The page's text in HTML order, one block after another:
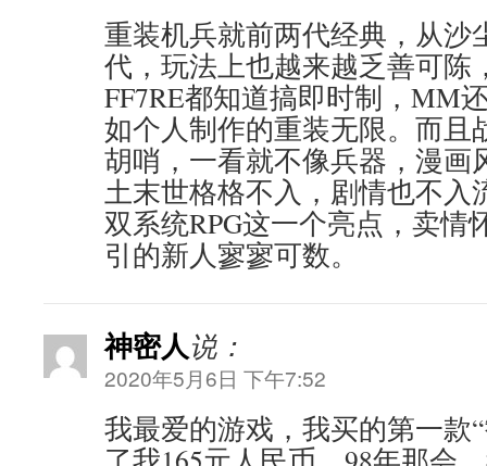
重装机兵就前两代经典，从沙
代，玩法上也越来越乏善可陈
FF7RE都知道搞即时制，MM
如个人制作的重装无限。而且
胡哨，一看就不像兵器，漫画
土末世格格不入，剧情也不入
双系统RPG这一个亮点，卖情
引的新人寥寥可数。
神密人说：
2020年5月6日 下午7:52
我最爱的游戏，我买的第一款